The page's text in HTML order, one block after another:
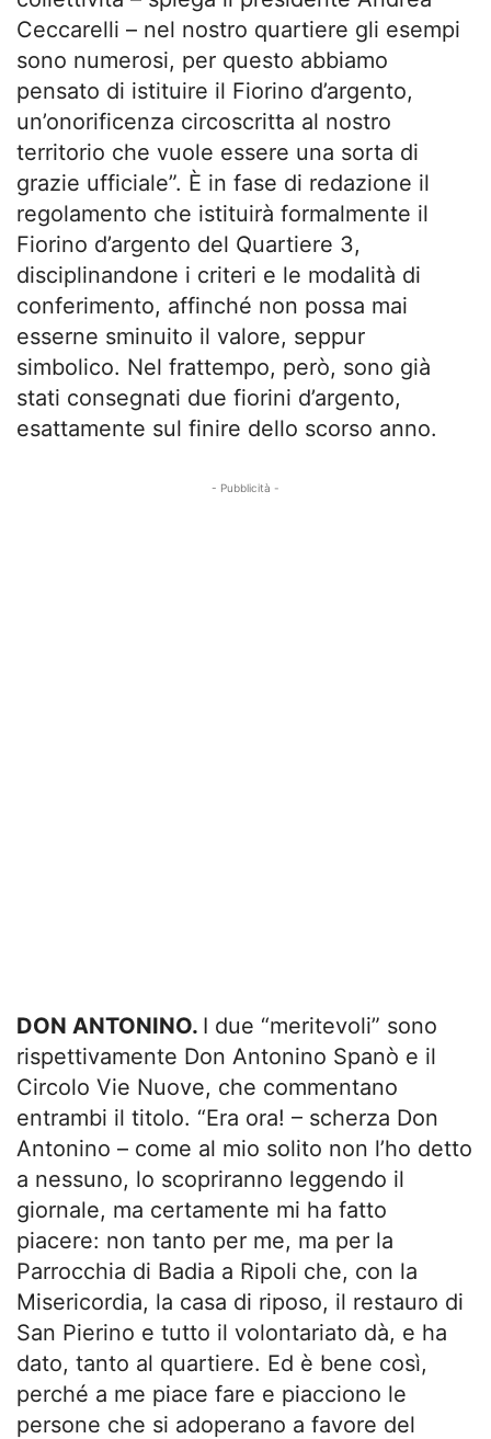
Ceccarelli – nel nostro quartiere gli esempi
sono numerosi, per questo abbiamo
pensato di istituire il Fiorino d’argento,
un’onorificenza circoscritta al nostro
territorio che vuole essere una sorta di
grazie ufficiale”. È in fase di redazione il
regolamento che istituirà formalmente il
Fiorino d’argento del Quartiere 3,
disciplinandone i criteri e le modalità di
conferimento, affinché non possa mai
esserne sminuito il valore, seppur
simbolico. Nel frattempo, però, sono già
stati consegnati due fiorini d’argento,
esattamente sul finire dello scorso anno.
- Pubblicità -
DON ANTONINO. I due “meritevoli” sono
rispettivamente Don Antonino Spanò e il
Circolo Vie Nuove, che commentano
entrambi il titolo. “Era ora! – scherza Don
Antonino – come al mio solito non l’ho detto
a nessuno, lo scopriranno leggendo il
giornale, ma certamente mi ha fatto
piacere: non tanto per me, ma per la
Parrocchia di Badia a Ripoli che, con la
Misericordia, la casa di riposo, il restauro di
San Pierino e tutto il volontariato dà, e ha
dato, tanto al quartiere. Ed è bene così,
perché a me piace fare e piacciono le
persone che si adoperano a favore del